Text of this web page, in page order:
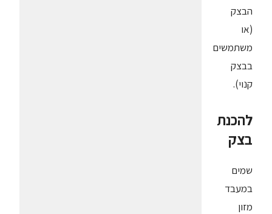
הבצק
(או
משתמשים
בבצק
קנוי).
להכנת
בצק
שמים
במעבד
מזון